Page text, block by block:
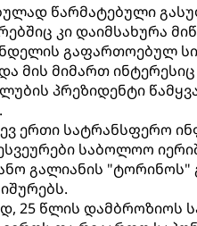
წარმატებული
კი დაიმსახურა
გაფართოებულ
მის მიმართ
პრეზიდენტი
ერთი სატრანსფერო
საბოლოო
გალიანის "ტორინოს"
25 წლის დამბროზიოს